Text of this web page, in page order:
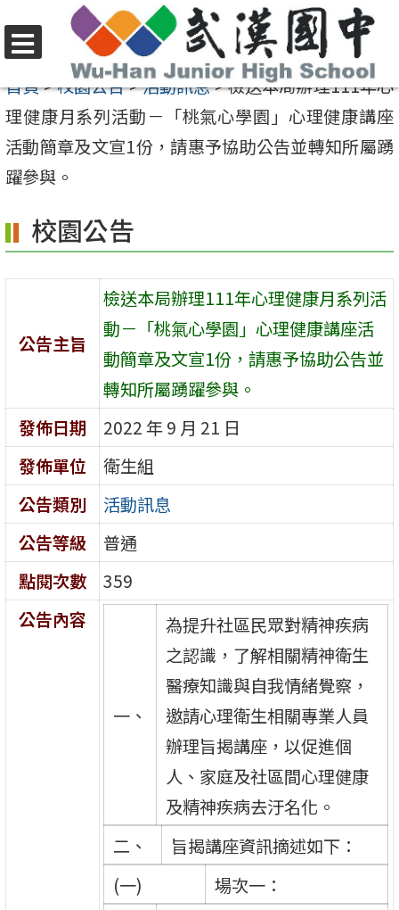
至
要
內
容
選
單
首頁>校園公告>活動訊息>檢送本局辦理111年心
理健康月系列活動－「桃氣心學園」心理健康講座
活動簡章及文宣1份，請惠予協助公告並轉知所屬踴
躍參與。
校園公告
公告主旨
檢送本局辦理111年心理健康月系列活
動－「桃氣心學園」心理健康講座活
動簡章及文宣1份，請惠予協助公告並
轉知所屬踴躍參與。
發佈日期
2022 年 9 月 21 日
發佈單位
衛生組
公告類別
活動訊息
公告等級
普通
點閱次數
359
公告內容
一、
為提升社區民眾對精神疾病
之認識，了解相關精神衛生
醫療知識與自我情緒覺察，
邀請心理衛生相關專業人員
辦理旨揭講座，以促進個
人、家庭及社區間心理健康
及精神疾病去汙名化。
二、
旨揭講座資訊摘述如下：
(一)
場次一：